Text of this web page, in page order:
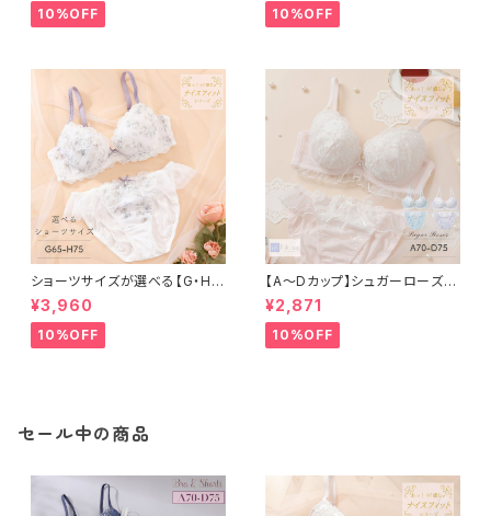
10%OFF 10%OFF
ショーツサイズが選べる【G・H】
セレナーデ ブラ＆ショーツセット
¥3,960
10%OFF
【A〜Dカップ】シュガーローズ
ブラ＆ショーツ
¥2,871
10%OFF
セール中の商品